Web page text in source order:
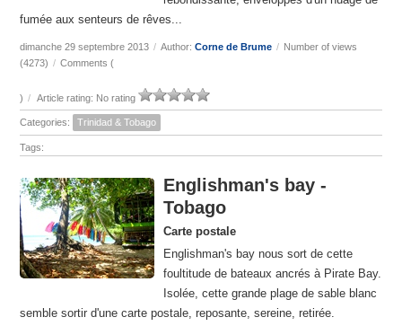
fumée aux senteurs de rêves...
dimanche 29 septembre 2013 / Author:Corne de Brume / Number of views
(4273) / Comments (
) / Article rating: No rating
Categories: Trinidad & Tobago
Tags:
Englishman's bay -
Tobago
Carte postale
Englishman's bay nous sort de cette
foultitude de bateaux ancrés à Pirate Bay.
Isolée, cette grande plage de sable blanc
semble sortir d'une carte postale, reposante, sereine, retirée.